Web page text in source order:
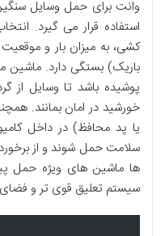
وانت برای حمل وسایل
استفاده قرار می گیرد.
کشی، به میزان بارو
باریک) بستگی دارد. ماشین
پوشیده باشد تا وسایل از
خورشیددر امان بمانند.
یا پد محافظ) در داخل
سلامت حمل شوند و ازبرخورد
ها ماشین های ویژه حمل
سیستم تعلیق قوی ترو